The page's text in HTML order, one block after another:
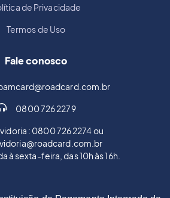
de Privacidade
Termos de Uso
Fale conosco
0800 726 2279
: 0800 726 2274 ou
à sexta-feira, das 10h às 16h.